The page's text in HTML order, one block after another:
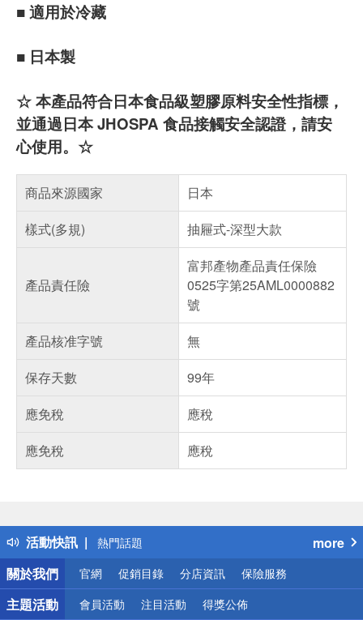
■ 適用於冷藏
■ 日本製
☆ 本產品符合日本食品級塑膠原料安全性指標，
並通過日本 JHOSPA 食品接觸安全認證，請安
心使用。☆
商品來源國家
日本
樣式(多規)
抽屜式-深型大款
產品責任險
富邦產物產品責任保險
0525字第25AML0000882
號
產品核准字號
無
保存天數
99年
應免稅
應稅
應免稅
應稅
活動快訊
得獎公告
熱門話題
銀行優惠
偏遠地區配送
詐騙網頁！請小心！
more
關於我們
官網 促銷目錄 分店資訊 保險服務
主題活動 會員活動 注目活動 得獎公佈